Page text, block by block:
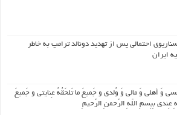
احتمالی پس از تهدید دونالد ترامپ به خاطر
ایران
وَ أهلی وَ مالی وَ وُلدی و جَمیعَ ما تَلحَقُهُ عِنایتی و جَمیعَ
عِندی بِبِسمِ اللّهِ الرَّحمنِ الرَّحیمِ